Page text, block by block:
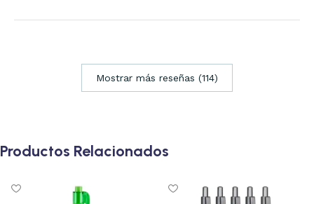
Mostrar más reseñas (114)
Productos Relacionados